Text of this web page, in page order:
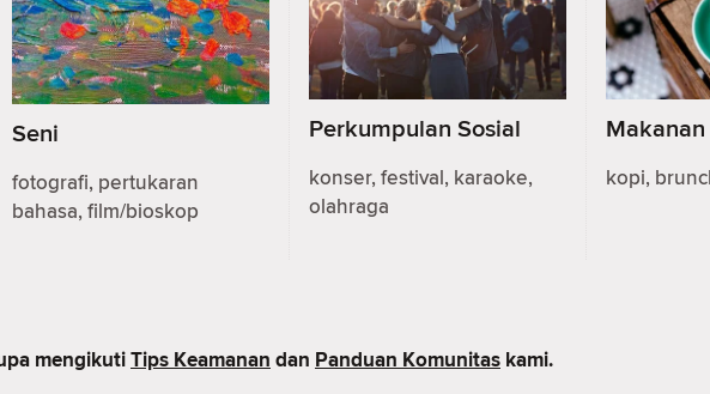
Seni
fotografi, pertukaran
bahasa, film/bioskop
Perkumpulan Sosial
konser, festival, karaoke,
olahraga
kopi,
mengikutiTips Keamanan dan Panduan Komunitas kami.